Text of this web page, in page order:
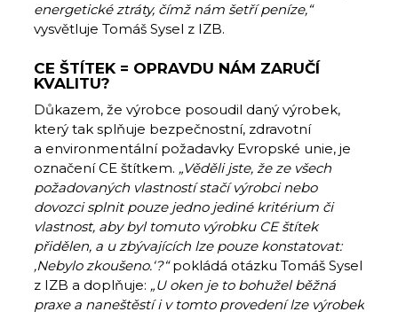
energetické ztráty, čímž nám šetří peníze,“
vysvětluje Tomáš Sysel z IZB.
CE ŠTÍTEK = OPRAVDU NÁM ZARUČÍ
KVALITU?
Důkazem, že výrobce posoudil daný výrobek,
který tak splňuje bezpečnostní, zdravotní
a environmentální požadavky Evropské unie, je
označení CE štítkem. „Věděli jste, že ze všech
požadovaných vlastností stačí výrobci nebo
dovozci splnit pouze jedno jediné kritérium či
vlastnost, aby byl tomuto výrobku CE štítek
přidělen, a u zbývajících lze pouze konstatovat:
‚Nebylo zkoušeno.‘?“pokládá otázku Tomáš Sysel
z IZB a doplňuje: „U oken je to bohužel běžná
praxe a naneštěstí i v tomto provedení lze výrobek